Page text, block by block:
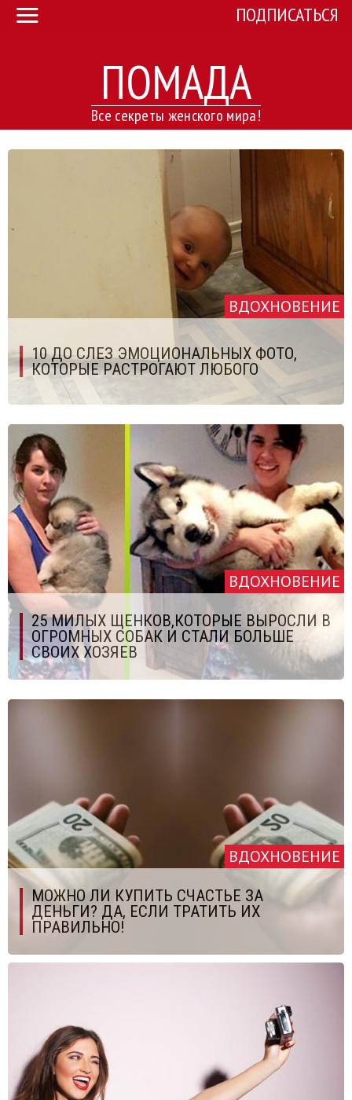
ПОМАДА
Все секреты женского мира!
ПОДПИСАТЬСЯ
ВДОХНОВЕНИЕ
10 ДО СЛЕЗ ЭМОЦИОНАЛЬНЫХ ФОТО,
КОТОРЫЕ РАСТРОГАЮТ ЛЮБОГО
ВДОХНОВЕНИЕ
25 МИЛЫХ ЩЕНКОВ,КОТОРЫЕ ВЫРОСЛИ В
ОГРОМНЫХ СОБАК И СТАЛИ БОЛЬШЕ
СВОИХ ХОЗЯЕВ
ВДОХНОВЕНИЕ
МОЖНО ЛИ КУПИТЬ СЧАСТЬЕ ЗА
ДЕНЬГИ? ДА, ЕСЛИ ТРАТИТЬ ИХ
ПРАВИЛЬНО!